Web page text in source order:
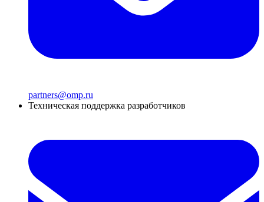
partners@omp.ru
Техническая поддержка разработчиков